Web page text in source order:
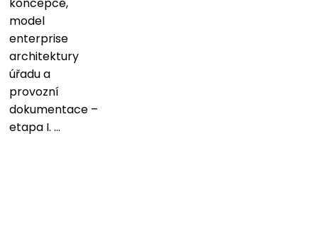
model
enterprise
architektury
úřadu a
provozní
dokumentace –
etapa I. ...